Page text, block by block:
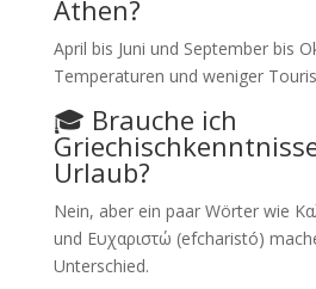
Athen?
April bis Juni und September bis
Temperaturen und weniger
🎓 Brauche ich
Urlaub?
Nein, aber ein paar Wörter wie
und Ευχαριστώ (efcharistó)
Unterschied.